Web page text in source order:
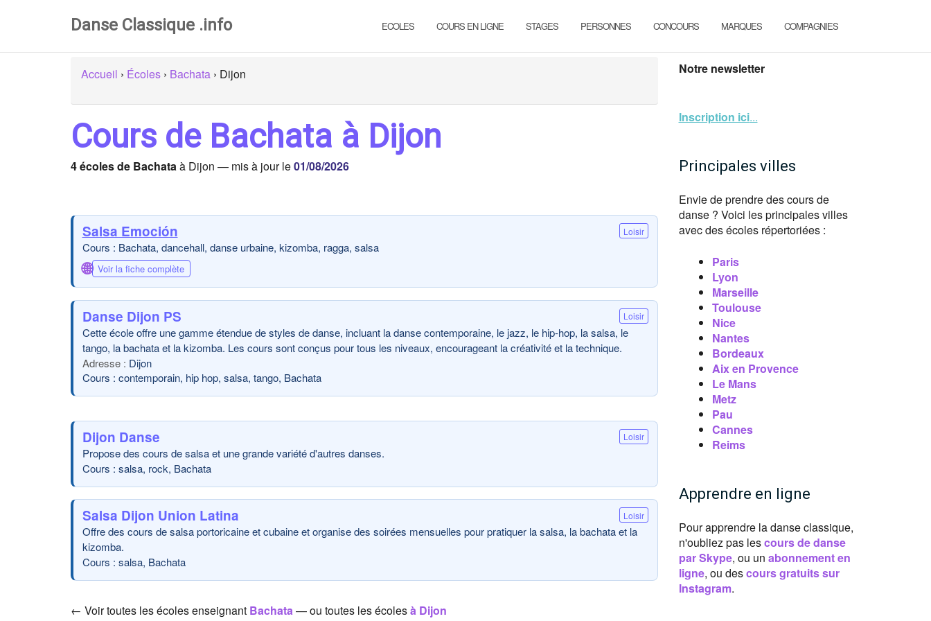
Danse Classique .info ECOLES COURS EN LIGNE STAGES PERSONNES CONCOURS MARQUES COMPAGNIES
Accueil › Écoles › Bachata › Dijon
Cours de Bachata à Dijon
4 écoles de Bachataà Dijon — mis à jour le01/08/2026
Salsa Emoción Loisir
Cours : Bachata, dancehall, danse urbaine, kizomba, ragga, salsa
🌐 Voir la fiche complète
Danse Dijon PS Loisir
Cette école offre une gamme étendue de styles de danse, incluant la danse contemporaine, le jazz, le hip-hop, la salsa, le
tango, la bachata et la kizomba. Les cours sont conçus pour tous les niveaux, encourageant la créativité et la technique.
Dijon
Cours : contemporain, hip hop, salsa, tango, Bachata
Dijon Danse Loisir
Propose des cours de salsa et une grande variété d'autres danses.
Cours : salsa, rock, Bachata
Salsa Dijon Union Latina Loisir
Offre des cours de salsa portoricaine et cubaine et organise des soirées mensuelles pour pratiquer la salsa, la bachata et la
kizomba.
Cours : salsa, Bachata
← Voir toutes les écoles enseignant Bachata— ou toutes les écolesà Dijon
Notre newsletter
Inscription ici...
Principales villes
Envie de prendre des cours de
danse ? Voici les principales villes
avec des écoles répertoriées :
Paris
Lyon
Marseille
Toulouse
Nice
Nantes
Bordeaux
Aix en Provence
Le Mans
Metz
Pau
Cannes
Reims
Apprendre en ligne
Pour apprendre la danse classique,
n'oubliez pas lescours de danse
par Skype, ou un abonnement en
ligne, ou descours gratuits sur
Instagram.